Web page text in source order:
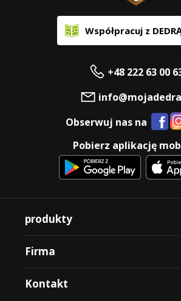
Współpracuj z
+48 222 63 00
Obserwuj nas na
Pobierz aplikację
produkty
Firma
Kontakt